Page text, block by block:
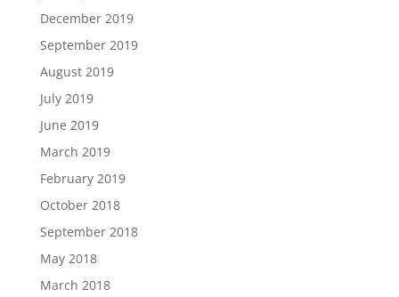
December 2019
September 2019
August 2019
July 2019
June 2019
March 2019
February 2019
October 2018
September 2018
May 2018
March 2018